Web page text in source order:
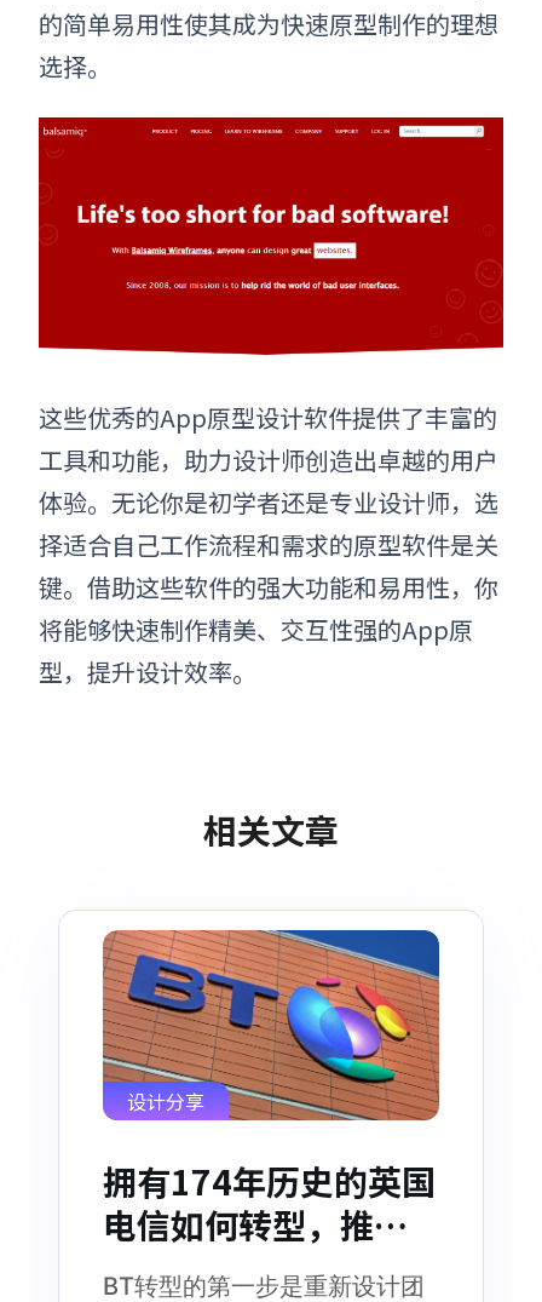
的简单易用性使其成为快速原型制作的理想
选择。
这些优秀的App原型设计软件提供了丰富的
工具和功能，助力设计师创造出卓越的用户
体验。无论你是初学者还是专业设计师，选
择适合自己工作流程和需求的原型软件是关
键。借助这些软件的强大功能和易用性，你
将能够快速制作精美、交互性强的App原
型，提升设计效率。
相关文章
设计分享
拥有174年历史的英国
电信如何转型，推动
电信行业发展
BT转型的第一步是重新设计团